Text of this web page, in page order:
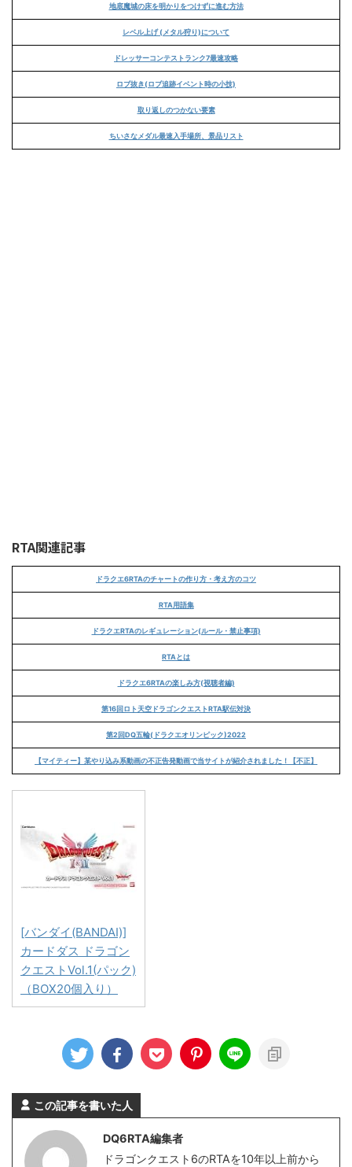
地底魔城の床を明かりをつけずに進む方法
レベル上げ (メタル狩り)について
ドレッサーコンテストランク7最速攻略
ロブ抜き(ロブ追跡イベント時の小技)
取り返しのつかない要素
ちいさなメダル最速入手場所、景品リスト
RTA関連記事
ドラクエ6RTAのチャートの作り方・考え方のコツ
RTA用語集
ドラクエRTAのレギュレーション(ルール・禁止事項)
RTAとは
ドラクエ6RTAの楽しみ方(視聴者編)
第16回ロト天空ドラゴンクエストRTA駅伝対決
第2回DQ五輪(ドラクエオリンピック)2022
【マイティー】某やり込み系動画の不正告発動画で当サイトが紹介されました！【不正】
[バンダイ(BANDAI)]
カードダス ドラゴン
クエストVol.1(パック)
（BOX20個入り）
この記事を書いた人
DQ6RTA編集者
ドラゴンクエスト6のRTAを10年以上前から